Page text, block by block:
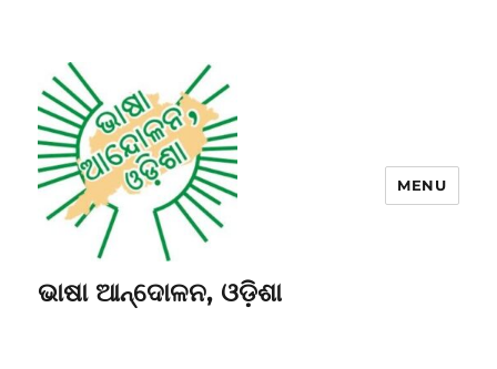
ଭାଷା ଆନ୍ଦୋଳନ, ଓଡ଼ିଶା
MENU